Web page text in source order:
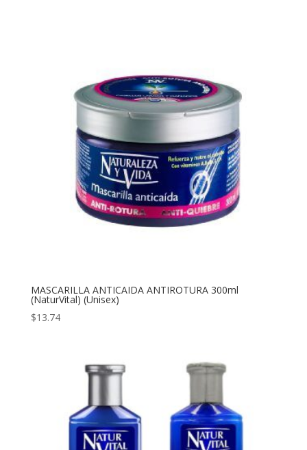
MASCARILLA ANTICAIDA ANTIROTURA 300ml
(NaturVital) (Unisex)
$13.74